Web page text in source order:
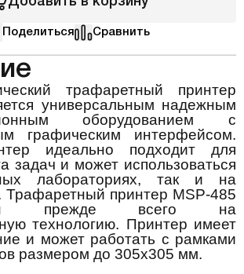
Поделиться
Сравнить
трафаретный принтер
универсальным надежным
оборудованием с
графическим интерфейсом.
идеально подходит для
задач и может использоваться
лабораториях, так и на
Трафаретный принтер MSP-485
прежде всего на
технологию. Принтер имеет
и может работать с рамками
размером до 305х305 мм.